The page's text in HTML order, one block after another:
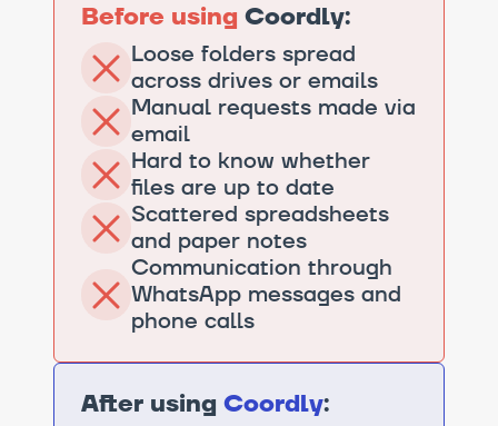
Before using Coordly:
Loose folders spread
across drives or emails
Manual requests made via
email
Hard to know whether
files are up to date
Scattered spreadsheets
and paper notes
Communication through
WhatsApp messages and
phone calls
After using Coordly: